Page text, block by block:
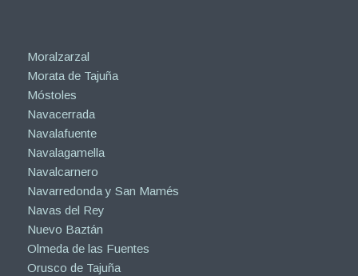
Moralzarzal
Morata de Tajuña
Móstoles
Navacerrada
Navalafuente
Navalagamella
Navalcarnero
Navarredonda y San Mamés
Navas del Rey
Nuevo Baztán
Olmeda de las Fuentes
Orusco de Tajuña